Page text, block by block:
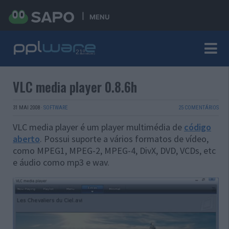
MENU
VLC media player 0.8.6h
31 MAI 2008 · SOFTWARE 25 COMENTÁRIOS
VLC media player é um player multimédia de código
aberto. Possui suporte a vários formatos de vídeo,
como MPEG1, MPEG-2, MPEG-4, DivX, DVD, VCDs, etc
e áudio como mp3 e wav.